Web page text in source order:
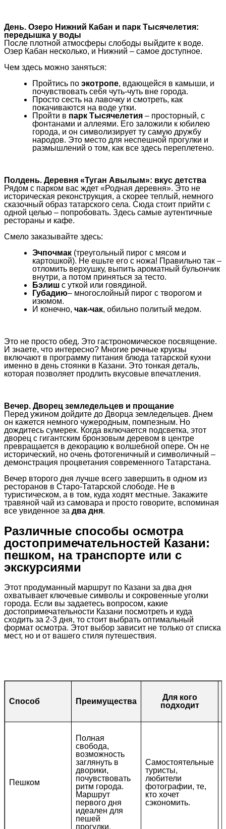
День. Озеро Нижний Кабан и парк Тысячелетия:
передышка у воды
После плотной атмосферы слободы выйдите к воде.
Озер Кабан несколько, и Нижний – самое доступное.
Чем здесь можно заняться:
Пройтись по экотропе, вдающейся в камыши, и
почувствовать себя чуть-чуть вне города.
Просто сесть на лавочку и смотреть, как
покачиваются на воде утки.
Пройти в парк Тысячелетия – просторный, с
фонтанами и аллеями. Его заложили к юбилею
города, и он символизирует ту самую дружбу
народов. Это место для неспешной прогулки и
размышлений о том, как все здесь переплетено.
Полдень. Деревня «Туган Авылым»: вкус детства
Рядом с парком вас ждет «Родная деревня». Это не
историческая реконструкция, а скорее теплый, немного
сказочный образ татарского села. Сюда стоит прийти с
одной целью – попробовать. Здесь самые аутентичные
рестораны и кафе.
Смело заказывайте здесь:
Эчпочмак (треугольный пирог с мясом и
картошкой). Не ешьте его с ножа! Правильно так –
отломить верхушку, выпить ароматный бульончик
внутри, а потом приняться за тесто.
Бэлиш с уткой или говядиной.
Губадию– многослойный пирог с творогом и
изюмом.
И конечно, чак-чак, обильно политый медом.
Это не просто обед. Это гастрономическое посвящение.
И знаете, что интересно? Многие речные круизы
включают в программу питания блюда татарской кухни
именно в день стоянки в Казани. Это тонкая деталь,
которая позволяет продлить вкусовые впечатления.
Вечер. Дворец земледельцев и прощание
Перед ужином дойдите до Дворца земледельцев. Днем
он кажется немного чужеродным, помпезным. Но
дождитесь сумерек. Когда включается подсветка, этот
дворец с гигантским бронзовым деревом в центре
превращается в декорацию к волшебной опере. Он не
исторический, но очень фотогеничный и символичный –
демонстрация процветания современного Татарстана.
Вечер второго дня лучше всего завершить в одном из
ресторанов в Старо-Татарской слободе. Не в
туристическом, а в том, куда ходят местные. Закажите
травяной чай из самовара и просто говорите, вспоминая
все увиденное за два дня.
Различные способы осмотра
достопримечательностей Казани:
пешком, на транспорте или с
экскурсиями
Этот продуманный маршрут по Казани за два дня
охватывает ключевые символы и сокровенные уголки
города. Если вы задаетесь вопросом, какие
достопримечательности Казани посмотреть и куда
сходить за 2-3 дня, то стоит выбрать оптимальный
формат осмотра. Этот выбор зависит не только от списка
мест, но и от вашего стиля путешествия.
Способ Преимущества
Для кого
подходит
Пешком
Полная
свобода,
возможность
заглянуть в
дворики,
почувствовать
ритм города.
Маршрут
первого дня
идеален для
пешей
прогулки.
Самостоятельные
туристы,
любители
фотографии, те,
кто хочет
сэкономить.